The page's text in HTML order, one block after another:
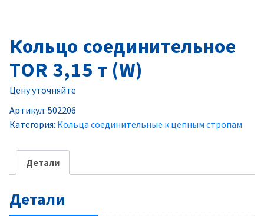
Кольцо соединительное
TOR 3,15 т (W)
Цену уточняйте
Артикул: 502206
Категория: Кольца соединительные к цепным стропам
Детали
Детали